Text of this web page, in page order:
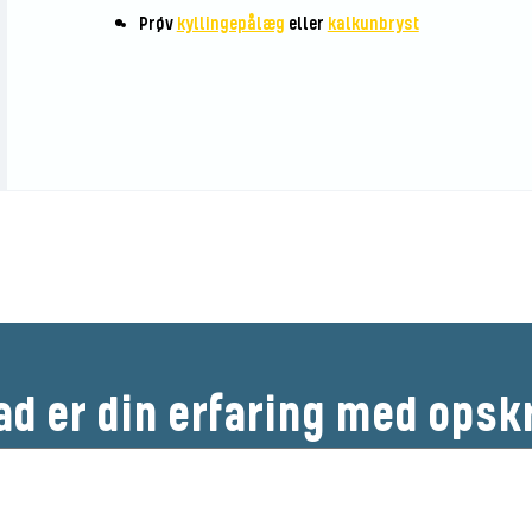
Prøv kyllingepålæg eller kalkunbryst
er din erfaring med